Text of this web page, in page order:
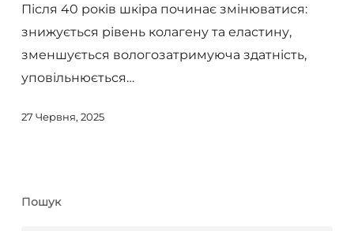
Після 40 років шкіра починає змінюватися:
знижується рівень колагену та еластину,
зменшується вологозатримуюча здатність,
уповільнюється…
27 Червня, 2025
Пошук